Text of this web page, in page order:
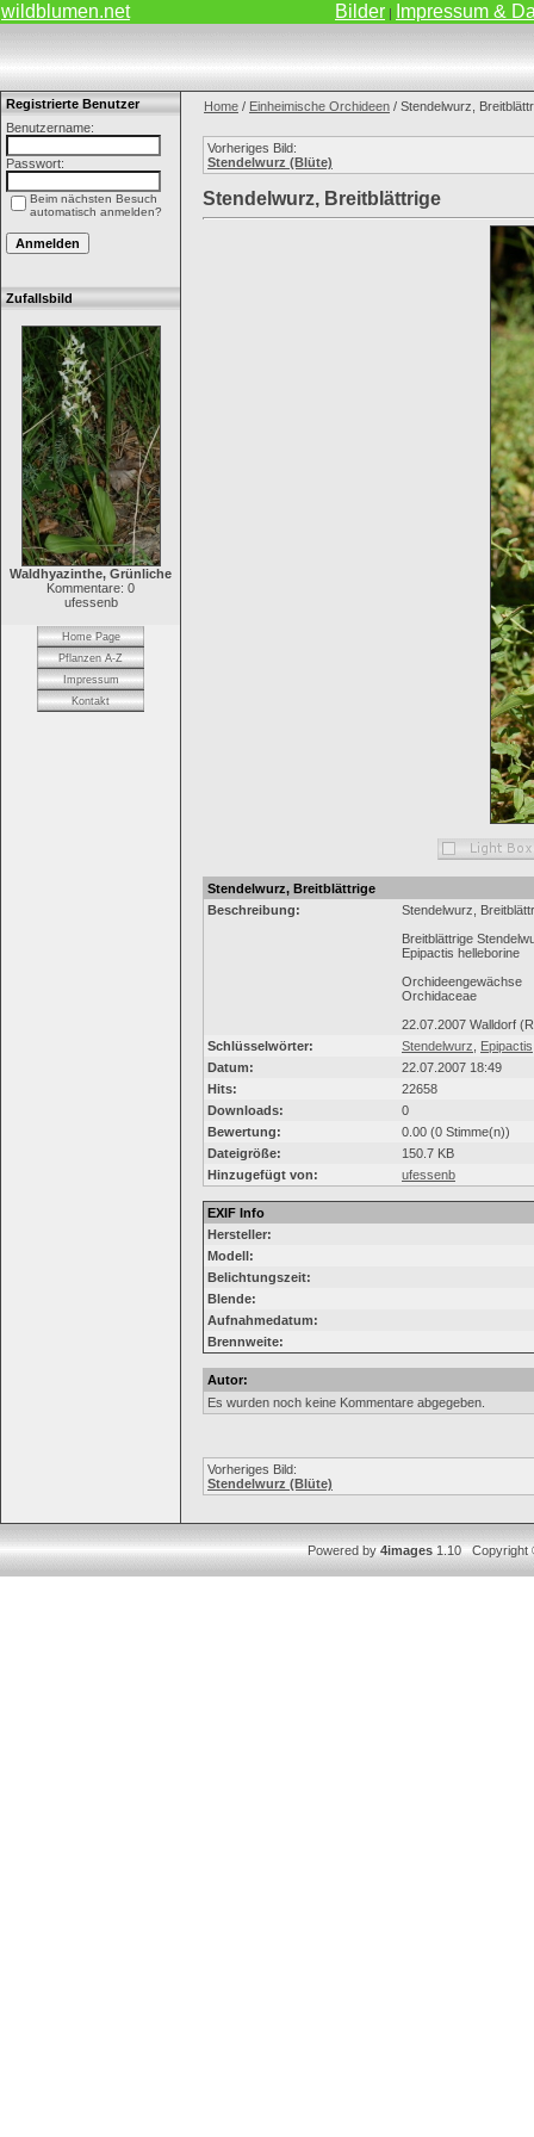
wildblumen.net Bilder | Impressum &
Registrierte Benutzer
Benutzername:
Passwort:
Beim nächsten Besuch
automatisch anmelden?
Zufallsbild
Waldhyazinthe, Grünliche
Kommentare: 0
ufessenb
Home Page
Pflanzen A-Z
Impressum
Kontakt
Home / Einheimische Orchideen / Stendelwurz,
Vorheriges Bild:
Stendelwurz (Blüte)
Stendelwurz, Breitblättrige
Stendelwurz, Breitblättrige
Beschreibung:
Stendelwurz,
Breitblättrige
Epipactis helleborine
Orchideengewächse
Orchidaceae
22.07.2007 Walldorf
Schlüsselwörter:
Stendelwurz Epipactis
Datum:
22.07.2007 18:49
Hits:
22658
Downloads:
0
Bewertung:
0.00 (0 Stimme(n))
Dateigröße:
150.7 KB
Hinzugefügt von:
ufessenb
EXIF Info
Hersteller:
Modell:
Belichtungszeit:
Blende:
Aufnahmedatum:
Brennweite:
Autor:
Es wurden noch keine Kommentare abgegeben.
Vorheriges Bild:
Stendelwurz (Blüte)
Powered by4images1.10 Copyright